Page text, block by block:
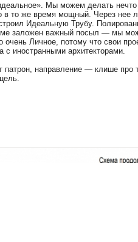
Мы можем делать
то же время мощный. Через нее
Идеальную Трубу.
заложен важный посыл — мы
Личное, потому что свои
с иностранными архитекторами.
патрон, направление — клише